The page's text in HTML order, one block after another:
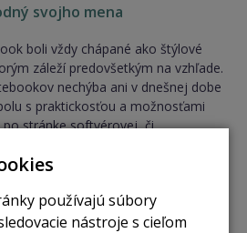
svojho mena
boli vždy chápané ako štýlové
záleží predovšetkým na vzhľade.
nechýba ani v dnešnej dobe
s praktickosťou a možnosťami
stránke softvérovej, či
ktorý sa pri luxusných zariadení
používajú súbory
nástroje s cieľom